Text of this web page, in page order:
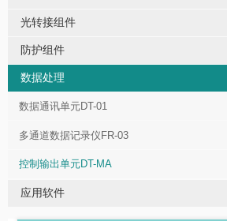
光转接组件
防护组件
数据处理
数据通讯单元DT-01
多通道数据记录仪FR-03
控制输出单元DT-MA
应用软件